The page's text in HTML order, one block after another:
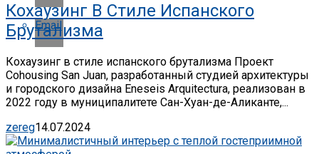
Email
Кохаузинг В Стиле Испанского
Брутализма
Кохаузинг в стиле испанского брутализма Проект
Cohousing San Juan, разработанный студией архитектуры
и городского дизайна Eneseis Arquitectura, реализован в
2022 году в муниципалитете Сан-Хуан-де-Аликанте,...
zereg14.07.2024